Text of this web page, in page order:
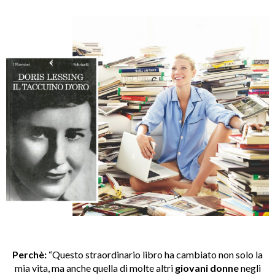
Perchè: “Questo straordinario libro ha cambiato non solo la
mia vita, ma anche quella di molte altri giovani donnenegli